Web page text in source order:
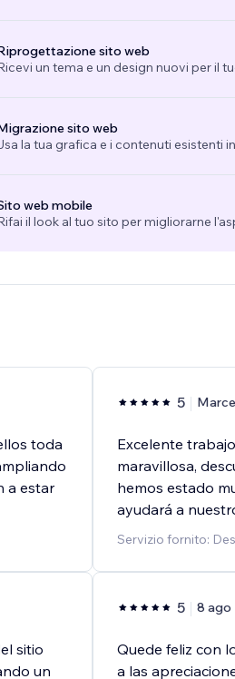
sito web
un tema e un design nuovi per il
sito web
la tua grafica e i contenuti esistenti
web mobile
il look al tuo sito per migliorarne
toda
a estar
sitio
un
5
Excelente
maravillosa,
hemos estado
ayudará a
Servizio fornito:
5 8 ago
Quede feliz con
a las